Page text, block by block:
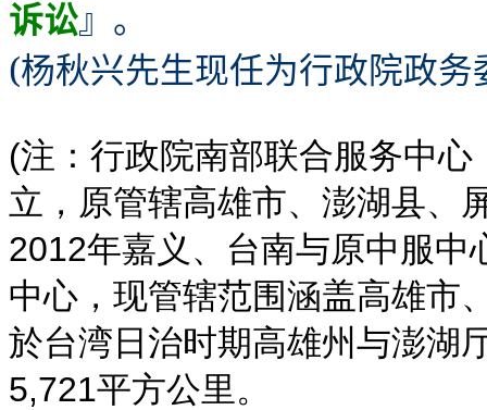
诉讼』。
(杨秋兴先生现任为行政院政
(注：行政院南部联合服务中
立，原管辖高雄市、澎湖县、
2012年嘉义、台南与原中服
中心，现管辖范围涵盖高雄市
於台湾日治时期高雄州与澎湖
5,721平方公里。